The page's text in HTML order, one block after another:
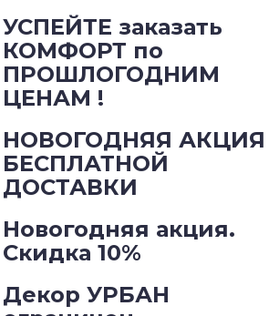
УСПЕЙТЕ заказать
КОМФОРТ по
ПРОШЛОГОДНИМ
ЦЕНАМ !
НОВОГОДНЯЯ АКЦИЯ
БЕСПЛАТНОЙ
ДОСТАВКИ
Новогодняя акция.
Скидка 10%
Декор УРБАН